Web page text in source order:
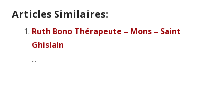
Articles Similaires:
Ruth Bono Thérapeute – Mons – Saint
Ghislain
...